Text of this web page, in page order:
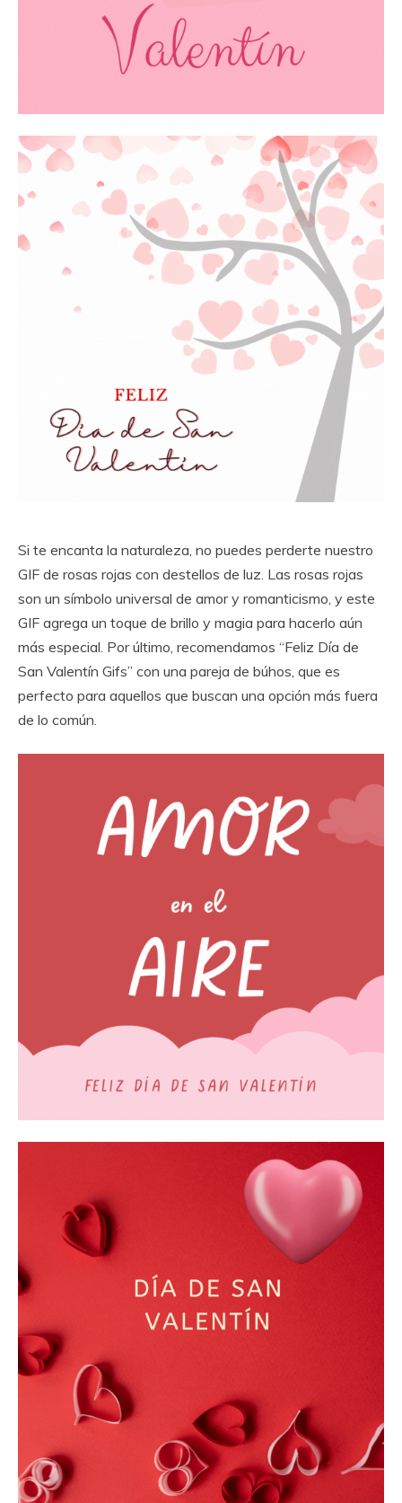
Si te encanta la naturaleza, no puedes perderte nuestro
GIF de rosas rojas con destellos de luz. Las rosas rojas
son un símbolo universal de amor y romanticismo, y este
GIF agrega un toque de brillo y magia para hacerlo aún
más especial. Por último, recomendamos “Feliz Día de
San Valentín Gifs” con una pareja de búhos, que es
perfecto para aquellos que buscan una opción más fuera
de lo común.